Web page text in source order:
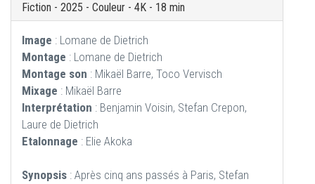
Fiction - 2025 - Couleur - 4K - 18 min
Image : Lomane de Dietrich
Montage : Lomane de Dietrich
Montage son : Mikaël Barre, Toco Vervisch
Mixage : Mikaël Barre
Interprétation : Benjamin Voisin, Stefan Crepon,
Laure de Dietrich
Etalonnage : Elie Akoka
Synopsis : Après cinq ans passés à Paris, Stefan